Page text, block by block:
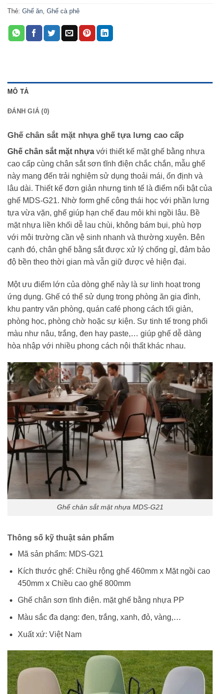
Thẻ: Ghế ăn Ghế cà phê
MÔ TẢ
ĐÁNH GIÁ (0)
Ghế chân sắt mặt nhựa ghế tựa lưng cao cấp
Ghế chân sắt mặt nhựa với thiết kế mặt ghế bằng nhựa
cao cấp cùng chân sắt sơn tĩnh điện chắc chắn, mẫu ghế
này mang đến trải nghiệm sử dụng thoải mái, ổn định và
lâu dài. Thiết kế đơn giản nhưng tinh tế là điểm nổi bật của
ghế MDS-G21. Nhờ form ghế công thái học với phần lưng
tựa vừa vặn, ghế giúp hạn chế đau mỏi khi ngồi lâu. Bề
mặt nhựa liền khối dễ lau chùi, không bám bụi, phù hợp
với môi trường cần vệ sinh nhanh và thường xuyên. Bên
cạnh đó, chân ghế bằng sắt được xử lý chống gỉ, đảm bảo
độ bền theo thời gian mà vẫn giữ được vẻ hiện đại.
Một ưu điểm lớn của dòng ghế này là sự linh hoạt trong
ứng dụng. Ghế có thể sử dụng trong phòng ăn gia đình,
khu pantry văn phòng, quán café phong cách tối giản,
phòng học, phòng chờ hoặc sự kiện. Sự tinh tế trong phối
màu như nâu, trắng, đen hay paste,… giúp ghế dễ dàng
hòa nhập với nhiều phong cách nội thất khác nhau.
Ghế chân sắt mặt nhựa MDS-G21
Thông số kỹ thuật sản phẩm
Mã sản phẩm: MDS-G21
Kích thước ghế: Chiều rộng ghế 460mm x Mặt ngồi cao
450mm x Chiều cao ghế 800mm
Ghế chân sơn tĩnh điện. mặt ghế bằng nhựa PP
Màu sắc đa dạng: đen, trắng, xanh, đỏ, vàng,…
Xuất xứ: Việt Nam